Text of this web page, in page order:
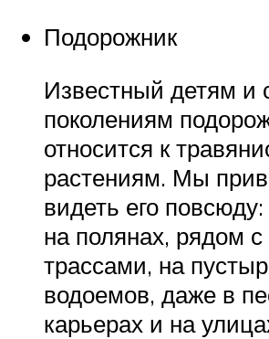
Подорожник
Известный детям и
поколениям
относится к
растениям. Мы
видеть его повсюду:
на полянах, рядом
трассами, на
водоемов, даже в
карьерах и на